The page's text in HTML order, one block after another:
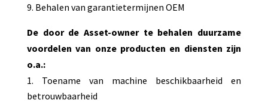
Behalen van garantietermijnen OEM
De door de Asset-owner te behalen duurzame
voordelen van onze producten en diensten zijn
o.a.:
Toename van machine beschikbaarheid en
betrouwbaarheid